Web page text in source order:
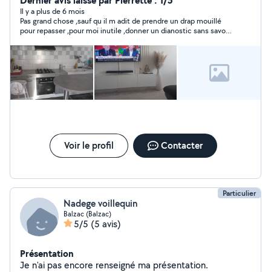
Il y a plus de 6 mois
Pas grand chose ,sauf qu il m adit de prendre un drap mouillé
pour repasser ,pour moi inutile ,donner un dianostic sans savoir
Voir le profil Contacter
Particulier
Nadege voillequin
Balzac (Balzac)
5/5 (5 avis)
Présentation
Je n'ai pas encore renseigné ma présentation.